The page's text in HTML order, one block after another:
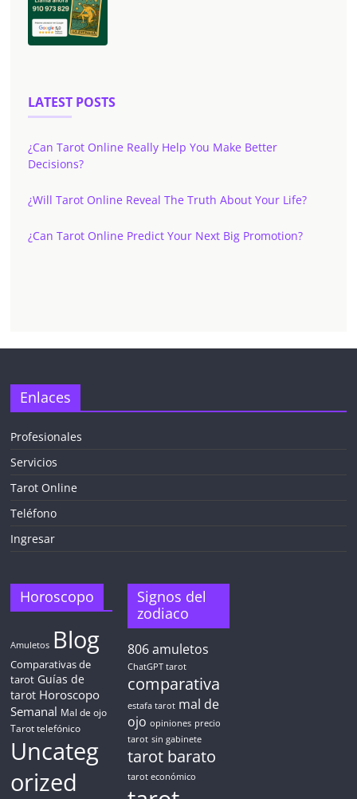
LATEST POSTS
¿Can Tarot Online Really Help You Make Better
Decisions?
¿Will Tarot Online Reveal The Truth About Your Life?
¿Can Tarot Online Predict Your Next Big Promotion?
TAROT GRATIS
✓ Sin cargos automáticos. El chat se detiene al finalizar el
crédito
Enlaces
Profesionales
Servicios
Tarot Online
Teléfono
Ingresar
Horoscopo
Amuletos Blog
Comparativas de
tarot Guías de
tarot Horoscopo
Semanal Mal de ojo
Tarot telefónico
Uncateg
orized
Signos del
zodiaco
806amuletos
ChatGPT tarot
comparativa
estafa tarot mal de
ojo opiniones precio
tarot sin gabinete
tarot barato
tarot económico